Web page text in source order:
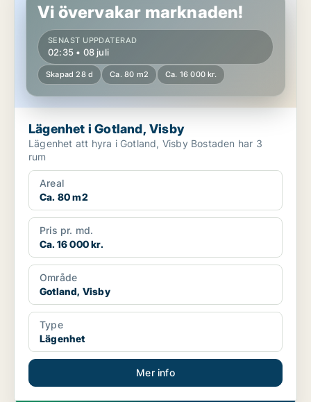
Vi övervakar marknaden!
SENAST UPPDATERAD
02:35 • 08 juli
Skapad 28 d Ca. 80 m2 Ca. 16 000 kr.
Lägenhet i Gotland, Visby
Lägenhet att hyra i Gotland, Visby Bostaden har 3
rum
Areal
Ca. 80 m2
Pris pr. md.
Ca. 16 000 kr.
Område
Gotland, Visby
Type
Lägenhet
Mer info